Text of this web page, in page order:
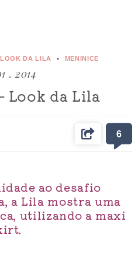
LOOK DA LILA MENINICE
. 2014
Look da Lila
6
ao desafio
a Lila mostra uma
utilizando a maxi